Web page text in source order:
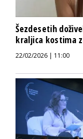
Šezdesetih
kraljica kostima
22/02/2026 | 11:00